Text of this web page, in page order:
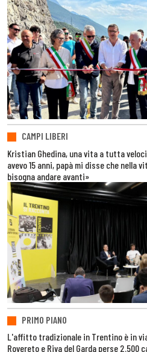
CAMPI LIBERI
Kristian Ghedina, una vita a tutta
avevo 15 anni, papà mi disse che nella
bisogna andare avanti»
PRIMO PIANO
L'affitto tradizionale in Trentino è in
Rovereto e Riva del Garda perse 2.500